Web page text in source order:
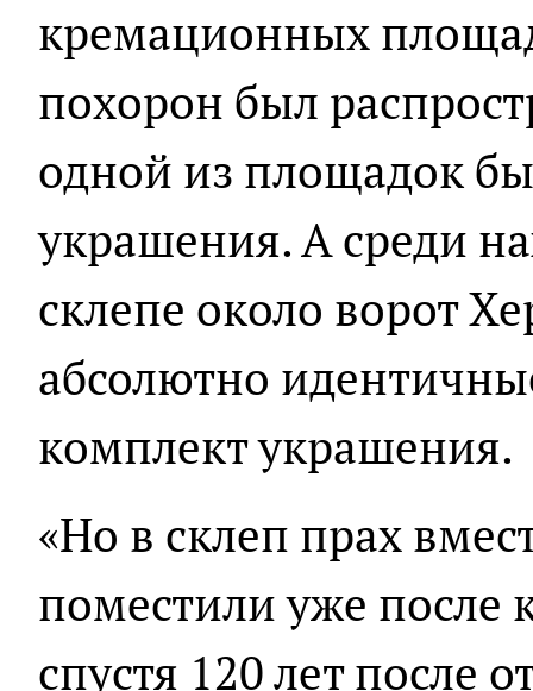
кремационных
похорон был
одной из площадок
украшения. А среди
склепе около ворот
абсолютно
комплект украшения.
«Но в склеп прах
поместили уже после
спустя 120 лет после